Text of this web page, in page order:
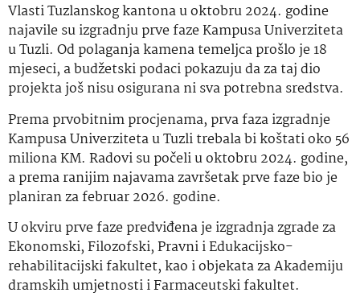
Vlasti Tuzlanskog kantona u oktobru 2024. godine
najavile su izgradnju prve faze Kampusa Univerziteta
u Tuzli. Od polaganja kamena temeljca prošlo je 18
mjeseci, a budžetski podaci pokazuju da za taj dio
projekta još nisu osigurana ni sva potrebna sredstva.
Prema prvobitnim procjenama, prva faza izgradnje
Kampusa Univerziteta u Tuzli trebala bi koštati oko 56
miliona KM. Radovi su počeli u oktobru 2024. godine,
a prema ranijim najavama završetak prve faze bio je
planiran za februar 2026. godine.
U okviru prve faze predviđena je izgradnja zgrade za
Ekonomski, Filozofski, Pravni i Edukacijsko-
rehabilitacijski fakultet, kao i objekata za Akademiju
dramskih umjetnosti i Farmaceutski fakultet.